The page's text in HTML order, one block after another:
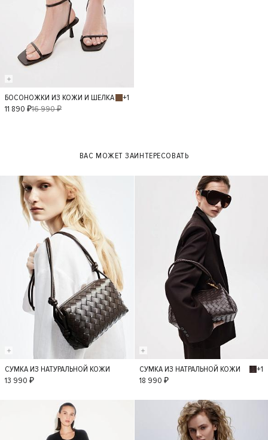
40 36
БОСОНОЖКИ ИЗ КОЖИ И ШЕЛКА
+1
11 890 ₽16 990 ₽
ВАС МОЖЕТ ЗАИНТЕРЕСОВАТЬ
S
СУМКА ИЗ НАТУРАЛЬНОЙ КОЖИ
13 990 ₽
S
СУМКА ИЗ НАТРАЛЬНОЙ КОЖИ
+1
18 990 ₽